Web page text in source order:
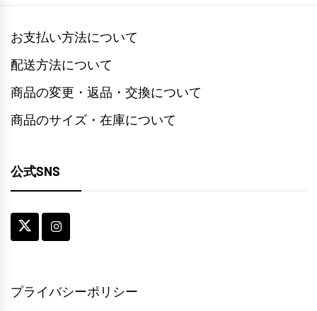
お支払い方法について
配送方法について
商品の変更・返品・交換について
商品のサイズ・在庫について
公式SNS
プライバシーポリシー